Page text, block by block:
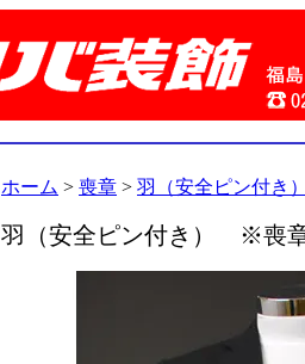
ホーム > 喪章 > 羽（安全ピン付
羽（安全ピン付き） ※喪